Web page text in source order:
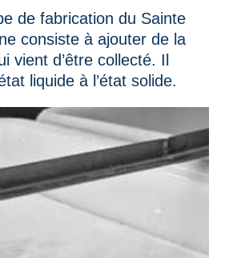
de fabrication du Sainte
consiste à ajouter de la
vient d’être collecté. Il
liquide à l’état solide.